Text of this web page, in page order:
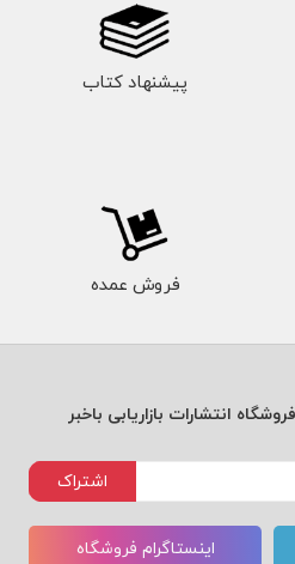
پیشنهاد کتاب
فروش عمده
انتشارات بازاریابی باخبر
اشتراک
اینستاگرام فروشگاه